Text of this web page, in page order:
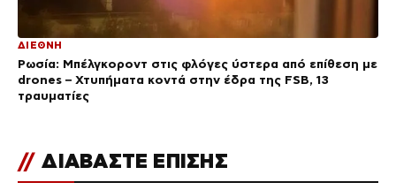
ΔΙΕΘΝΗ
Ρωσία: Μπέλγκοροντ στις φλόγες ύστερα από επίθεση με
drones – Χτυπήματα κοντά στην έδρα της FSB, 13
τραυματίες
// ΔΙΑΒΑΣΤΕ ΕΠΙΣΗΣ